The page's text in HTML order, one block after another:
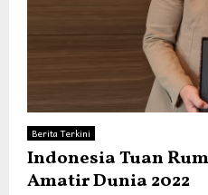
Berita Terkini
Indonesia Tuan
Amatir Dunia 2022